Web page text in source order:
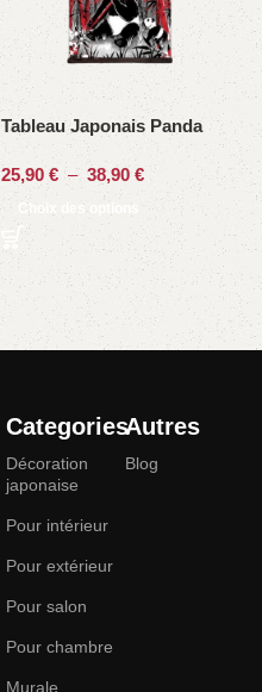
Tableau Japonais Panda
25,90 € – 38,90 €
Choix des options
Categories
Décoration
japonaise
Pour intérieur
Pour extérieur
Pour salon
Pour chambre
Murale
Autres
Blog